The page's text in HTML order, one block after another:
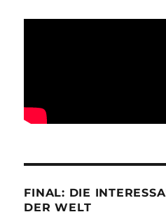
FINAL: DIE
DER WELT